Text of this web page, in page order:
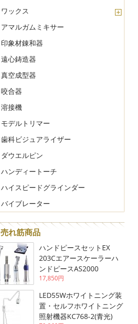
ワックス
アマルガムミキサー
印象材錬和器
遠心鋳造器
真空成型器
咬合器
溶接機
モデルトリマー
歯科ビジュアライザー
ダウエルピン
ハンディートーチ
ハイスピードグラインダー
バイブレーター
売れ筋商品
ハンドピースセットEX
203Cエアースケーラーハ
ンドピースAS2000
17,850円
LED55Wホワイトニング装
置・セルフホワイトニング
照射機器KC768-2(青光)